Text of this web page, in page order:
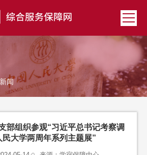
闻
部组织参观“习近平总书记考察调
民大学两周年系列主题展”